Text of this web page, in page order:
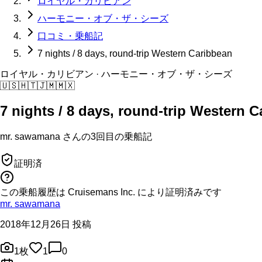
ハーモニー・オブ・ザ・シーズ
口コミ・乗船記
7 nights / 8 days, round-trip Western Caribbean
ロイヤル・カリビアン · ハーモニー・オブ・ザ・シーズ
🇺🇸🇭🇹🇯🇲🇲🇽
7 nights / 8 days, round-trip Western
mr. sawamana さんの3回目の乗船記
証明済
この乗船履歴は Cruisemans Inc. により証明済みです
mr. sawamana
2018年12月26日 投稿
1枚 1 0